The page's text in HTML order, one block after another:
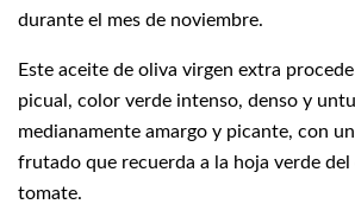
durante el mes de noviembre.
Este aceite de oliva virgen extra
picual, color verde intenso, denso y
medianamente amargo y picante, con
frutado que recuerda a la hoja verde
tomate.